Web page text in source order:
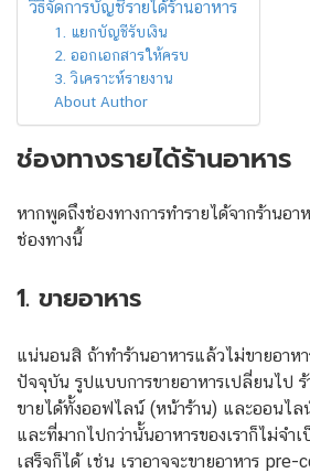
วิธีจัดการบัญชีรายได้ร้านอาหาร
1. แยกบัญชีรับเงิน
2. ออกเอกสารให้ครบ
3. วิเคราะห์รายงาน
About Author
ช่องทางรายได้ร้านอาหาร
หากพูดถึงช่องทางการทำรายได้จากร้านอ
ช่องทางนี้
1. ขายอาหาร
แน่นอนสิ ถ้าทำร้านอาหารแล้วไม่ขายอาห
ปัจจุบัน รูปแบบการขายอาหารเปลี่ยนไป
ขายได้ทั้งออฟไลน์ (หน้าร้าน) และออนไ
และที่มากไปกว่านั้นอาหารของเราก็ไม่จำ
เสร็จก็ได้ เช่น เราอาจจะขายอาหาร